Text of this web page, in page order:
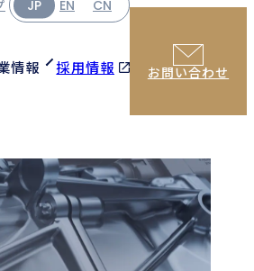
情報 採用情報
JP EN CN
お問い合わせ